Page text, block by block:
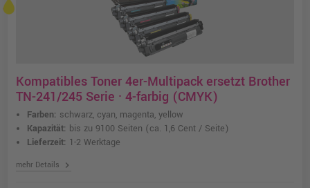
Kompatibles Toner 4er-Multipack ersetzt Brother
TN-241/245 Serie · 4-farbig (CMYK)
Farben: schwarz, cyan, magenta, yellow
Kapazität: bis zu 9100 Seiten (ca. 1,6 Cent / Seite)
Lieferzeit: 1-2 Werktage
mehr Details chevron_right